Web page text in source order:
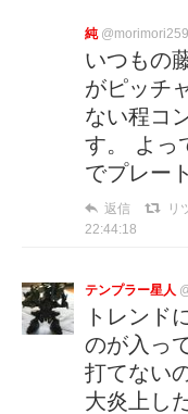
純 @morimori259
いつもの
がピッチ
ない程コ
す。 よっ
でプレー
返信 リ
22:44:18
テンプラー星人
トレンド
のが入っ
打てない
大炎上し